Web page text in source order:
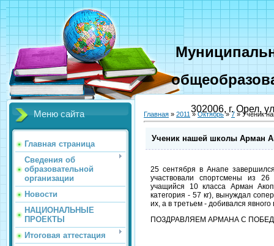
302006, г. Орел,
Меню сайта
Главная страница
Сведения об
образовательной
организации
Новости
НАЦИОНАЛЬНЫЕ
ПРОЕКТЫ
Итоговая аттестация
Главная » 2011 » Октябрь » 7 » Ученик
Ученик нашей школы Арман
25 сентября в Анапе
участвовали спортсмены из
учащийся 10 класса Арман
категория - 57 кг), вынуждал
их, а в третьем - добивался
ПОЗДРАВЛЯЕМ АРМАНА С